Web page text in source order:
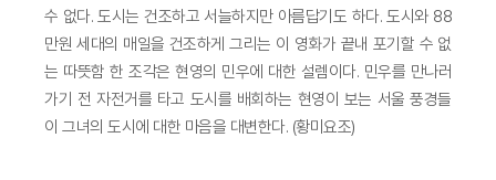
수 없다. 도시는 건조하고 서늘하지만 아름답기도 하다. 도시와 88
만원 세대의 매일을 건조하게 그리는 이 영화가 끝내 포기할 수 없
는 따뜻함 한 조각은 현영의 민우에 대한 설렘이다. 민우를 만나러
가기 전 자전거를 타고 도시를 배회하는 현영이 보는 서울 풍경들
이 그녀의 도시에 대한 마음을 대변한다. (황미요조)